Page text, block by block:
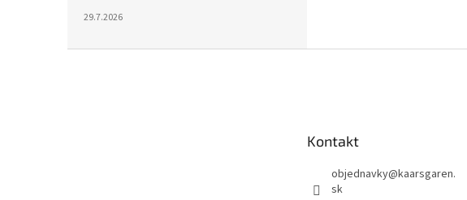
29.7.2026
Kontakt
objednavky@kaarsgaren.
sk